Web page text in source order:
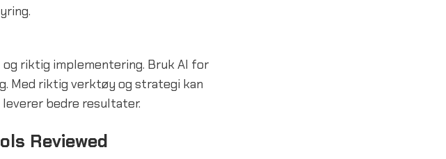
riktig implementering. Bruk AI for
Med riktig verktøy og strategi kan
bedre resultater.
Reviewed